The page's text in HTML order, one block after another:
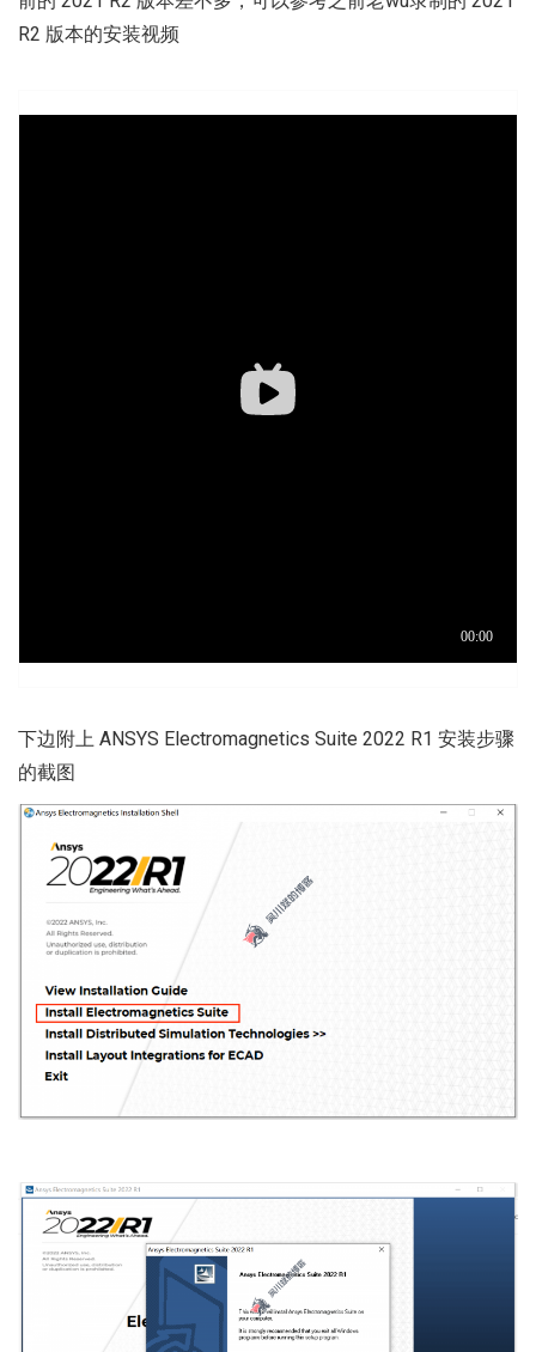
R2 版本的安装视频
下边附上 ANSYS Electromagnetics Suite 2022 R1 安装步骤
的截图